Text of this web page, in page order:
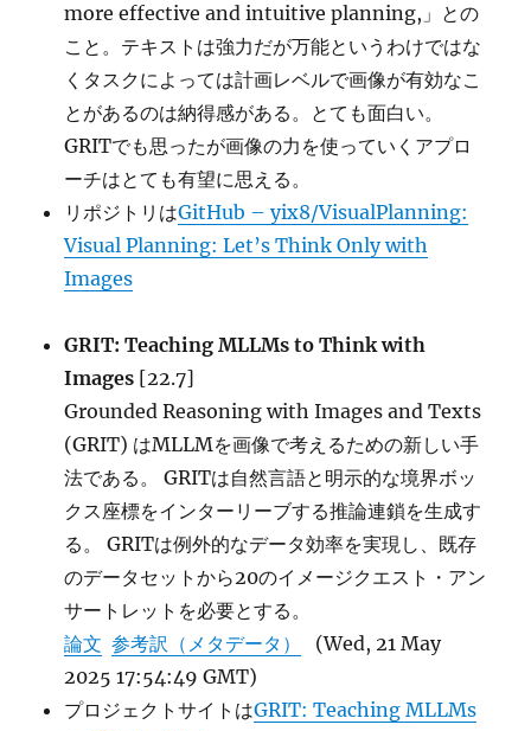
more effective and intuitive planning,」との
こと。テキストは強力だが万能というわけではな
くタスクによっては計画レベルで画像が有効なこ
とがあるのは納得感がある。とても面白い。
GRITでも思ったが画像の力を使っていくアプロ
ーチはとても有望に思える。
リポジトリはGitHub – yix8/VisualPlanning:
Visual Planning: Let’s Think Only with
Images
GRIT: Teaching MLLMs to Think with
Images [22.7]
Grounded Reasoning with Images and Texts
(GRIT) はMLLMを画像で考えるための新しい手
法である。 GRITは自然言語と明示的な境界ボッ
クス座標をインターリーブする推論連鎖を生成す
る。 GRITは例外的なデータ効率を実現し、既存
のデータセットから20のイメージクエスト・アン
サートレットを必要とする。
論文 参考訳（メタデータ）
(Wed, 21 May
2025 17:54:49 GMT)
プロジェクトサイトはGRIT: Teaching MLLMs